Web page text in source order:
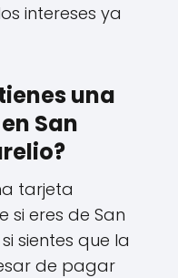
intereses ya
una
San
tarjeta
si eres de San
sientes que la
de pagar